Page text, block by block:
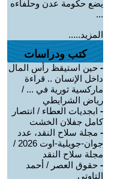
يضع حكومة عدن وحلفاءه
...
المزيد.....
كتب ودراسات
- حين استيقظ رأس المال
داخل الإنسان .. قراءة
ماركسية ثورية في ... /
رياض الشرايطي
- ابجديات العطاء / انتصار
كامل جفلان الخشت
- مجلة سلاح النقد، عدد
جوان-جويلية-اوت 2026 /
مجلة سلاح النقد
- حقوق العصر / أحمد
التاوتي